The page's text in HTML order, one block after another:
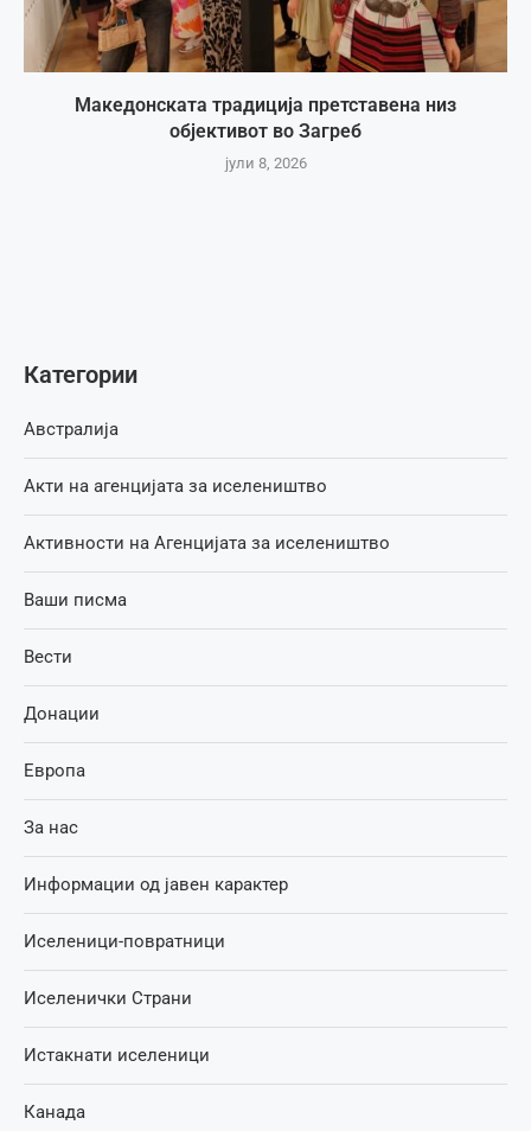
Македонската традиција претставена низ
објективот во Загреб
јули 8, 2026
Категории
Австралија
Акти на агенцијата за иселеништво
Активности на Агенцијата за иселеништво
Ваши писма
Вести
Донации
Европа
За нас
Информации од јавен карактер
Иселеници-повратници
Иселенички Страни
Истакнати иселеници
Канада